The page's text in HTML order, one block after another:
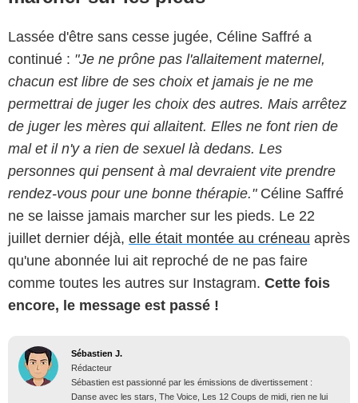
Lassée d'être sans cesse jugée, Céline Saffré a
continué : "Je ne prône pas l'allaitement maternel,
chacun est libre de ses choix et jamais je ne me
permettrai de juger les choix des autres. Mais arrêtez
de juger les mères qui allaitent. Elles ne font rien de
mal et il n'y a rien de sexuel là dedans. Les
personnes qui pensent à mal devraient vite prendre
rendez-vous pour une bonne thérapie." Céline Saffré
ne se laisse jamais marcher sur les pieds. Le 22
juillet dernier déjà, elle était montée au créneau après
qu'une abonnée lui ait reproché de ne pas faire
comme toutes les autres sur Instagram. Cette fois
encore, le message est passé !
Sébastien J.
Rédacteur
Sébastien est passionné par les émissions de divertissement :
Danse avec les stars, The Voice, Les 12 Coups de midi, rien ne lui